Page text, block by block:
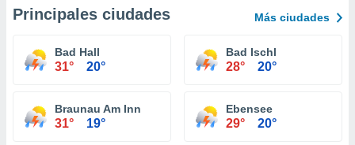
Principales ciudades Más ciudades
Bad Hall
31° 20°
Bad Ischl
28° 20°
Braunau Am Inn
31° 19°
Ebensee
29° 20°